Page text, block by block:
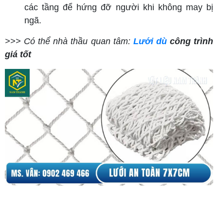
các tầng để hứng đỡ người khi không may bị
ngã.
>>> Có thể nhà thầu quan tâm: Lưới dùcông trình
giá tốt